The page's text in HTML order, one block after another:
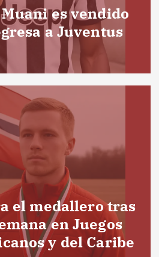
es vendido
a Juventus
el medallero tras
en Juegos
y del Caribe